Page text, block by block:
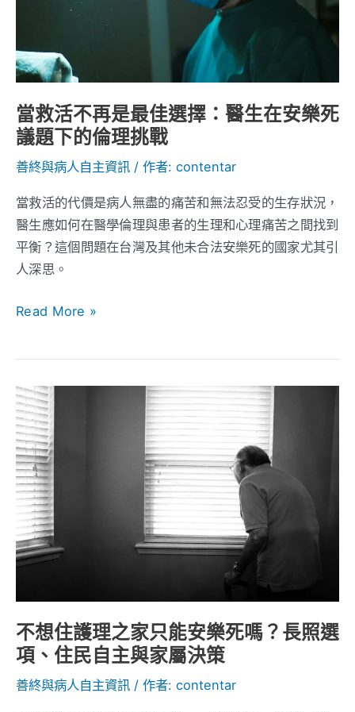
當救活不再是最佳選擇：醫生在安樂死
議題下的倫理挑戰
善終與病人自主資訊 / 作者: contentar
當救活的代價是病人無盡的痛苦和無法忍受的生存狀況，
醫生應如何在醫學倫理與患者的生理和心理痛苦之間找到
平衡？這個問題在台灣及其他未合法安樂死的國家尤其引
人深思。
選
擇：
醫
生
在
安
死
議
題
下
倫
戰
Read More »
不想住護理之家只能安樂死嗎？長照選
項、住民自主與家屬決策
善終與病人自主資訊 / 作者: contentar
不
想
住
護
理
之
家
只
死
嗎？
長